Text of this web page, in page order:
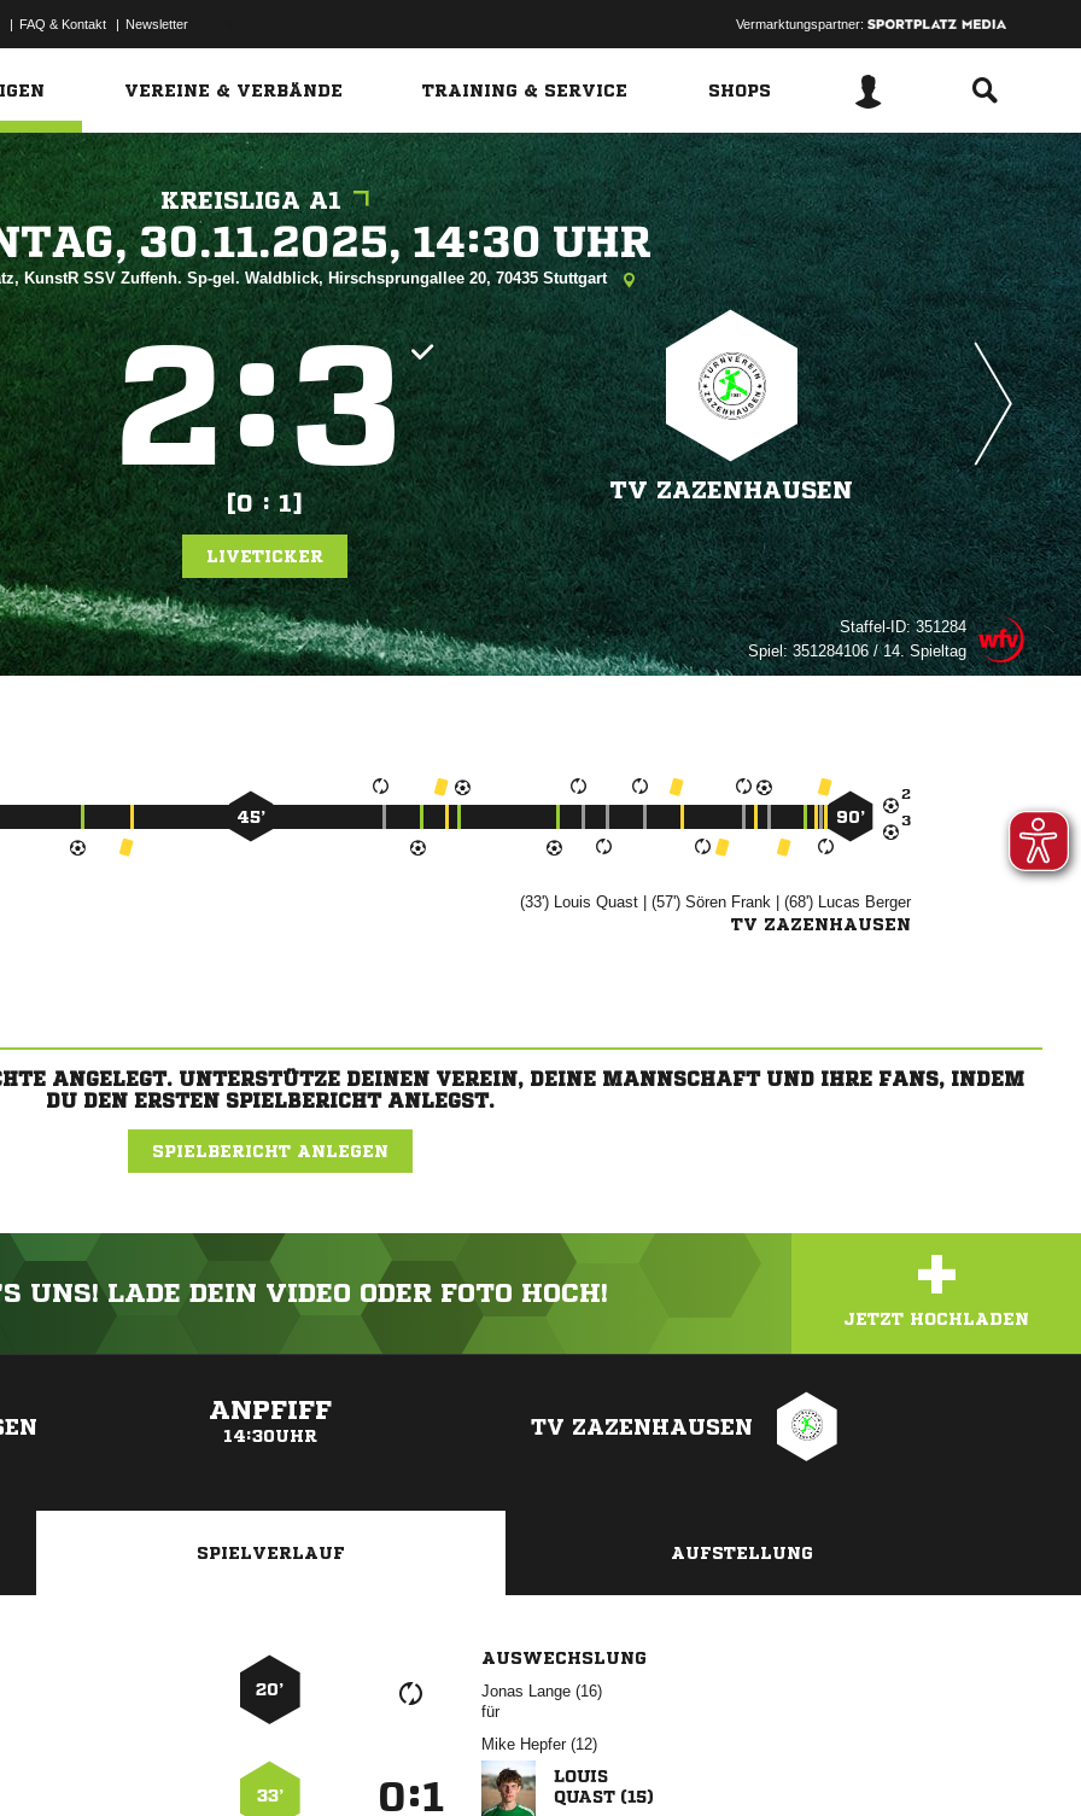
| FAQ & Kontakt | Newsletter Vermarktungspartner:
VEREINE & VERBÄNDE TRAINING & SERVICE SHOPS
KREISLIGA A1
  
KunstR SSV Zuffenh. Sp-gel. Waldblick, Hirschsprungallee 20, 70435 Stuttgart
:
[0 : 1]
TV ZAZENHAUSEN
LIVETICKER
Staffel-ID:351284
Spiel:351284106 / 14. Spieltag


45’ 90’
(33')   | (57')  | (68')  
TV ZAZENHAUSEN
ANGELEGT. UNTERSTÜTZE DEINEN VEREIN, DEINE MANNSCHAFT UND IHRE FANS, INDEM
DU DEN ERSTEN SPIELBERICHT ANLEGST.
SPIELBERICHT ANLEGEN
UNS! LADE DEIN VIDEO ODER FOTO HOCH! +
JETZT HOCHLADEN
ANPFIFF
14:30UHR TV ZAZENHAUSEN
SPIELVERLAUF AUFSTELLUNG
20’
AUSWECHSLUNG
  
für
  
33’ :

 